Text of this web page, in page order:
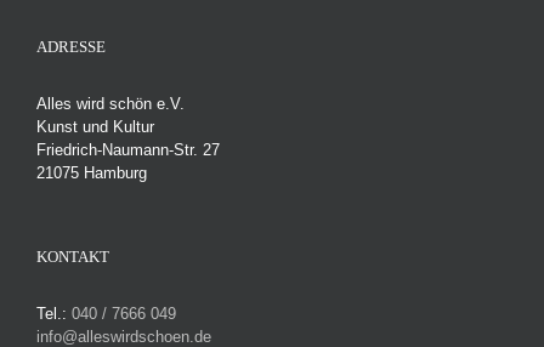
ADRESSE
Alles wird schön e.V.
Kunst und Kultur
Friedrich-Naumann-Str. 27
21075 Hamburg
KONTAKT
Tel.: 040 / 7666 049
info@alleswirdschoen.de